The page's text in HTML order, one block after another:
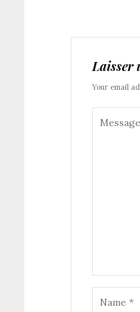
Laisser
Your email